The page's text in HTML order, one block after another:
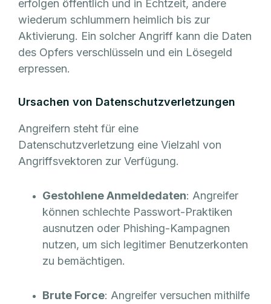
erfolgen öffentlich und in Echtzeit, andere
wiederum schlummern heimlich bis zur
Aktivierung. Ein solcher Angriff kann die Daten
des Opfers verschlüsseln und ein Lösegeld
erpressen.
Ursachen von Datenschutzverletzungen
Angreifern steht für eine
Datenschutzverletzung eine Vielzahl von
Angriffsvektoren zur Verfügung.
Gestohlene Anmeldedaten: Angreifer
können schlechte Passwort-Praktiken
ausnutzen oder Phishing-Kampagnen
nutzen, um sich legitimer Benutzerkonten
zu bemächtigen.
Brute Force: Angreifer versuchen mithilfe